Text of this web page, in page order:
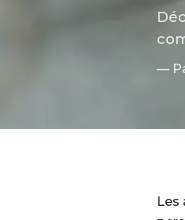
—
Les